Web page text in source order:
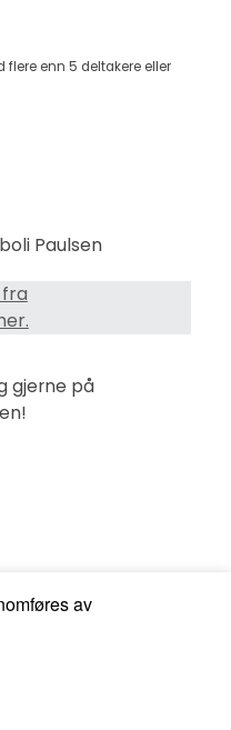
flere enn 5 deltakere eller
gjerne på
av